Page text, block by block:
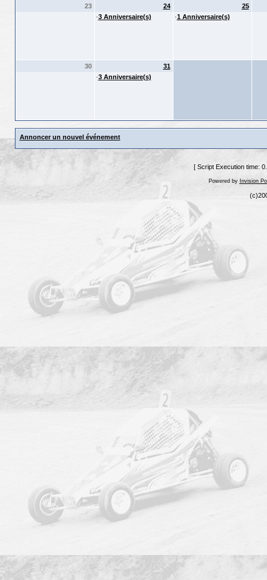
23
24
·3 Anniversaire(s)
25
·1 Anniversaire(s)
30
31
·3 Anniversaire(s)
Annoncer un nouvel événement
[ Script Execution time:
Powered by Invision